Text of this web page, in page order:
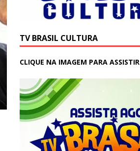
TV BRASIL CULTURA
CLIQUE NA IMAGEM PARA ASSISTIR